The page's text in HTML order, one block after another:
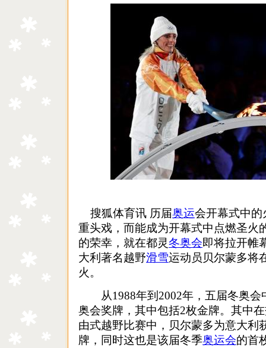
搜狐体育讯 历届奥运会开幕式中
重头戏，而能成为开幕式中点燃圣火
的荣幸，就在都灵冬奥会即将拉开帷
大利著名越野滑雪运动员贝尔蒙多将
火。
从1988年到2002年，五届冬奥会
奥会奖牌，其中包括2枚金牌。其中
由式越野比赛中，贝尔蒙多为意大利
牌，同时这也是该届冬季奥运会的首